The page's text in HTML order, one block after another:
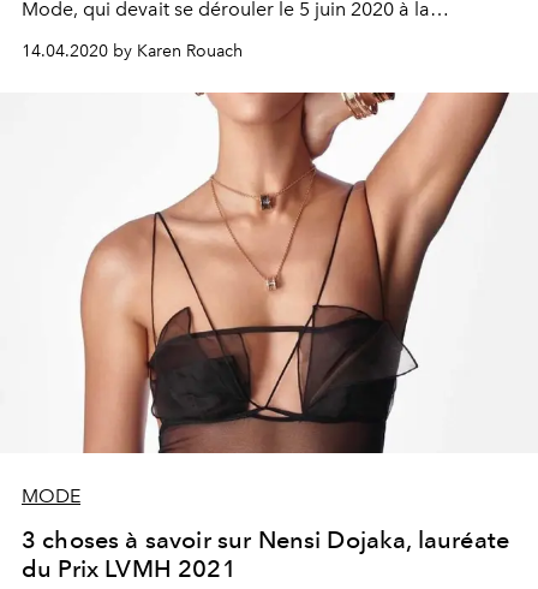
Mode, qui devait se dérouler le 5 juin 2020 à la
dotation sera attribuée aux huit finalistes de l’édition
14.04.2020 by Karen Rouach
MODE
3 choses à savoir sur Nensi Dojaka, lauréate
du Prix LVMH 2021